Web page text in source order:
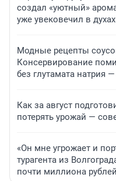
создал «уютный»
уже увековечил в
Модные рецепты
Консервирование
без глутамата натрия
Как за август
потерять урожай —
«Он мне угрожает и
турагента из
почти миллиона рублей